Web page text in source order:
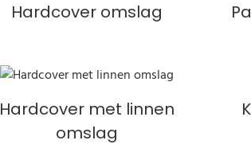
Hardcover omslag
Hardcover met linnen
omslag